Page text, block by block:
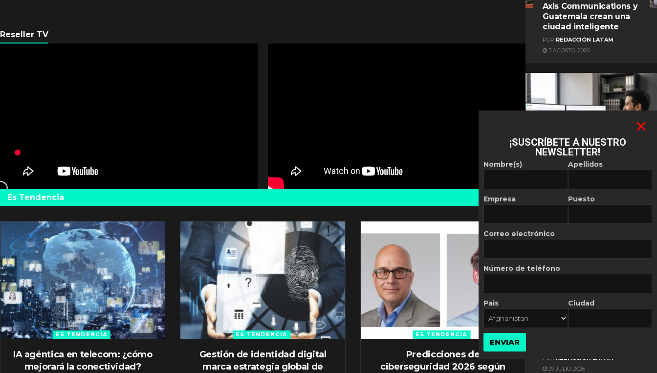
Reseller TV
Es Tendencia
ES TENDENCIA
IA agéntica en telecom: ¿cómo
mejorará la conectividad?
ES TENDENCIA
Gestión de identidad digital
marca estrategia global de
ES TENDENCIA
Predicciones de
ciberseguridad 2026 según
Axis Communications y
Guatemala crean una
ciudad inteligente
POR REDACCIÓN LATAM
3 AGOSTO, 2026
ES NOTICIA
Automatización de las
REDACCIÓN LATAM
ES NOTICIA
POR REDACCIÓN LATAM
29 JULIO, 2026
¡SUSCRÍBETE A NUESTRO
NEWSLETTER!
Nombre(s)
Empresa
Apellidos
Puesto
Correo electrónico
Número de teléfono
Pais Ciudad
ENVIAR